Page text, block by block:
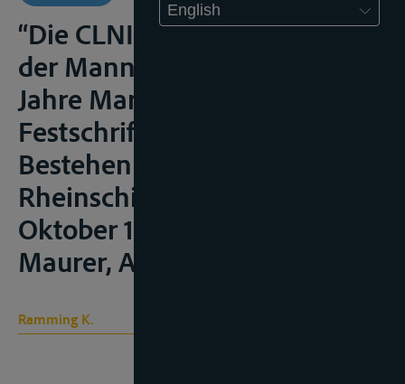
English
“Die CLNI 2012 – eine Enkelin
der Mannheimer Akte” in 150
Jahre Mannheimer Akte.
Festschrift zur 150jährigen
Bestehen der Revidierten
Rheinschifffahrtsakte vom 17.
Oktober 1868, Kümper, H. en
Maurer, A. (ed.), 2018, 157-220;
Ramming K.